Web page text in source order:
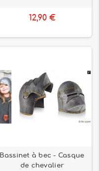
12,90 €
Bassinet à bec - Casque
de chevalier